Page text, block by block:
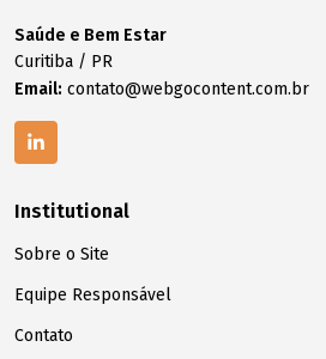
Saúde e Bem Estar
Curitiba / PR
Email: contato@webgocontent.com.br
Institutional
Sobre o Site
Equipe Responsável
Contato